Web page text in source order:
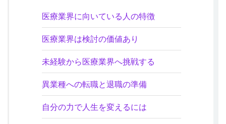
医療業界に向いている人の特徴
医療業界は検討の価値あり
未経験から医療業界へ挑戦する
異業種への転職と退職の準備
自分の力で人生を変えるには